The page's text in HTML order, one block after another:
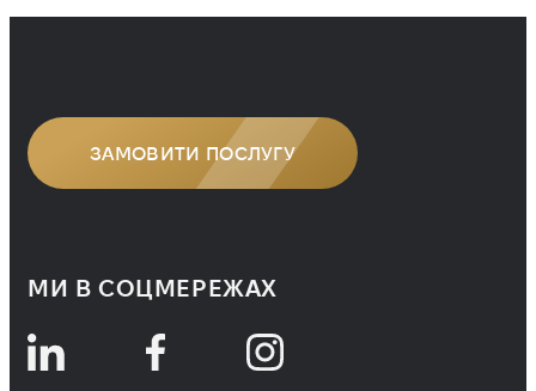
багато разів бачила, як вони
ЗАМОВИТИ ПОСЛУГУ
МИ В СОЦМЕРЕЖАХ